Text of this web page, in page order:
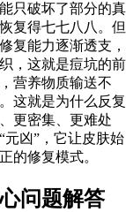
只破坏了部分的真
复得七七八八。但
复能力逐渐透支，
，这就是痘坑的前
，营养物质输送不
这就是为什么反复
更密集、更难处
元凶”，它让皮肤始
的修复模式。
问题解答